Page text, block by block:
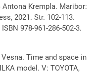
Antona Krempla. Maribor:
2021. Str. 102-113.
978-961-286-502-3.
Vesna. Time and space in
model. V: TOYOTA,